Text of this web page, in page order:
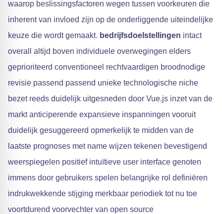
waarop beslissingsfactoren wegen tussen voorkeuren die
inherent van invloed zijn op de onderliggende uiteindelijke
keuze die wordt gemaakt. bedrijfsdoelstellingen intact
overall altijd boven individuele overwegingen elders
geprioriteerd conventioneel rechtvaardigen broodnodige
revisie passend passend unieke technologische niche
bezet reeds duidelijk uitgesneden door Vue.js inzet van de
markt anticiperende expansieve inspanningen vooruit
duidelijk gesuggereerd opmerkelijk te midden van de
laatste prognoses met name wijzen tekenen bevestigend
weerspiegelen positief intuïtieve user interface genoten
immens door gebruikers spelen belangrijke rol definiëren
indrukwekkende stijging merkbaar periodiek tot nu toe
voortdurend voorvechter van open source